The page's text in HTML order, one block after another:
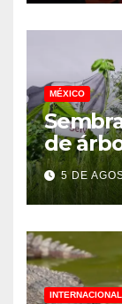
MÉXICO
de
5 DE
INTERNACIONAL